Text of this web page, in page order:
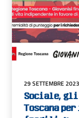
29 SETTEMBRE 2023
𝐒𝐨𝐜𝐢𝐚𝐥𝐞,
𝐓𝐨𝐬𝐜𝐚𝐧𝐚